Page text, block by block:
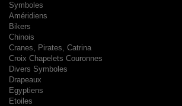
Symboles
Améridiens
Bikers
Chinois
Cranes, Pirates, Catrina
Croix Chapelets Couronnes
Divers Symboles
Drapeaux
Egyptiens
Etoiles